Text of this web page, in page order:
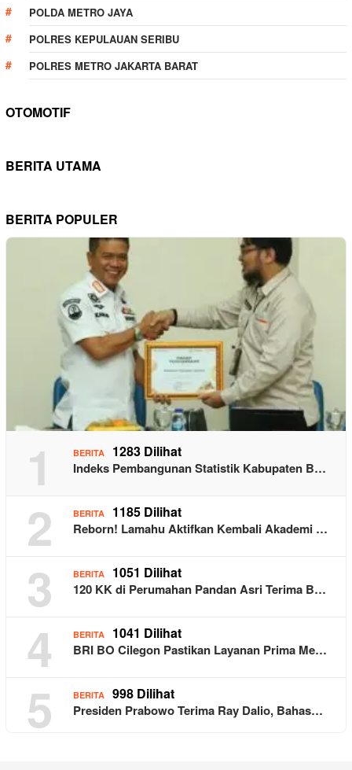
POLDA METRO JAYA
POLRES KEPULAUAN SERIBU
POLRES METRO JAKARTA BARAT
OTOMOTIF
BERITA UTAMA
BERITA POPULER
1 BERITA 1283 Dilihat
Indeks Pembangunan Statistik Kabupaten B…
2 BERITA 1185 Dilihat
Reborn! Lamahu Aktifkan Kembali Akademi …
3 BERITA 1051 Dilihat
120 KK di Perumahan Pandan Asri Terima B…
4 BERITA 1041 Dilihat
BRI BO Cilegon Pastikan Layanan Prima Me…
5 BERITA 998 Dilihat
Presiden Prabowo Terima Ray Dalio, Bahas…